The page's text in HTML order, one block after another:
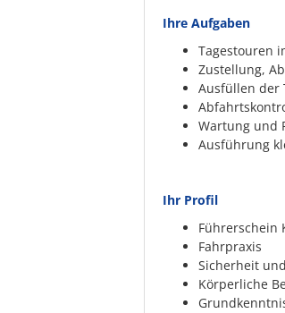
Ihre Aufgaben
Tagestouren
Zustellung,
Ausfüllen der
Wartung und
Ausführung
Ihr Profil
Führerschein
Fahrpraxis
Sicherheit
Körperliche